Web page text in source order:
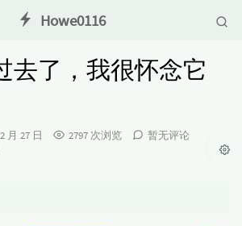
Howe0116
去了，我很怀念它
月 27 日 2797 次浏览
暂无评论